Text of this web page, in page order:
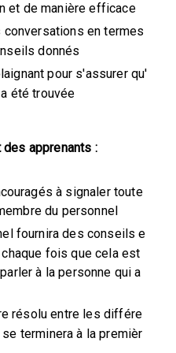
et de manière efficace
en termes
donnés
pour s'assurer qu'
été trouvée
apprenants :
à signaler toute
du personnel
fournira des conseils e
fois que cela est
à la personne qui a
résolu entre les différe
terminera à la premièr